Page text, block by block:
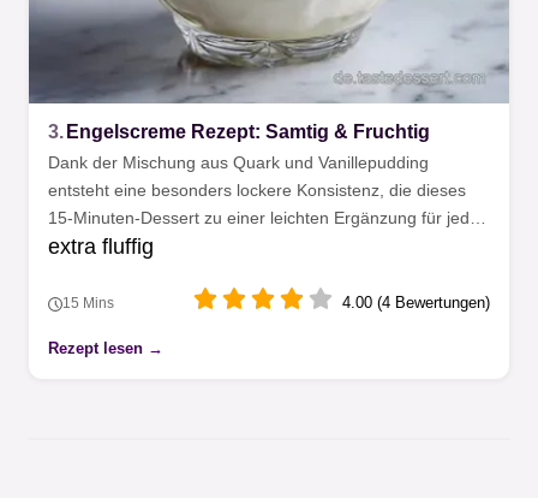
3. Engelscreme Rezept: Samtig & Fruchtig
Dank der Mischung aus Quark und Vanillepudding
entsteht eine besonders lockere Konsistenz, die dieses
15-Minuten-Dessert zu einer leichten Ergänzung für jedes
Menü oder den schnellen Hunger macht.
extra fluffig
15 Mins 4.00 (4 Bewertungen)
Rezept lesen →